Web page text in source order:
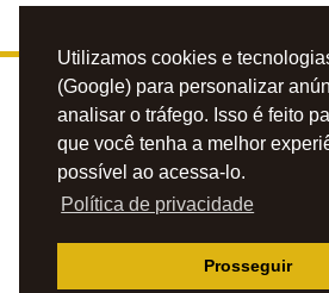
Utilizamos cookies e
(Google) para personalizar
analisar o tráfego. Isso é feito
que você tenha a melhor
possível ao acessa-lo.
Política de privacidade
Prosseguir
PRIVACIDADE CONTATO